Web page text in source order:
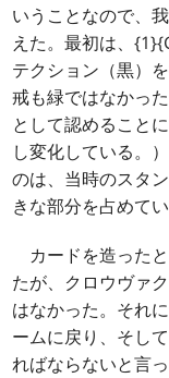
いうことなので、
えた。最初は、
テクション（黒）
戒も緑ではなかっ
として認めること
し変化している。
のは、当時のスタ
きな部分を占めて
カードを造った
たが、クロウヴァ
はなかった。それ
ームに戻り、そし
ればならないと言